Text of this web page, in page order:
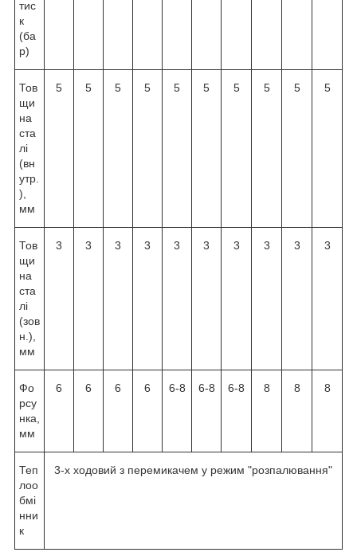
тис
к
(ба
р)
Тов
щи
на
ста
лі
(вн
утр.
),
мм
5 5 5 5 5 5 5 5 5 5
Тов
щи
на
ста
лі
(зов
н.),
мм
3 3 3 3 3 3 3 3 3 3
Фо
рсу
нка,
мм
6 6 6 6 6-8 6-8 6-8 8 8 8
Теп
лоо
бмі
нни
к
3-х ходовий з перемикачем у режим "розпалювання"